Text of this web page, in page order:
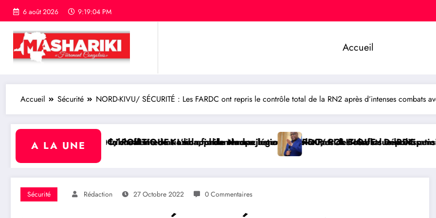
6 août 2026 9:19:05 PM
Accueil
Accueil Sécurité NORD-KIVU/ SÉCURITÉ : Les FARDC ont repris le contrôle total de la RN2 après d’intenses combats
A LA UNE
la chefferie de Kaziba, philanthrope légendaire
international afin de rendre justice aux victimes des conflits en RDC
POLITIQUE : L’honorable Namazihana Bachoke Patrick Baka salue la suspension de l’arrêté
RDC/ POLITIQUE : Dépolitisation des Entreprises: Les
RDC/
Sécurité Rédaction 27 Octobre 2022 0 Commentaires